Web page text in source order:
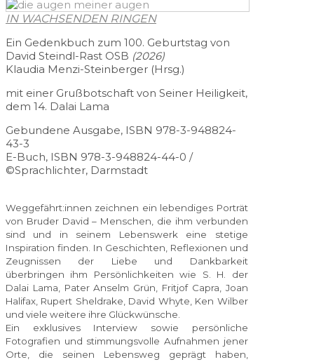
IN WACHSENDEN RINGEN
Ein Gedenkbuch zum 100. Geburtstag von
David Steindl-Rast OSB (2026)
Klaudia Menzi-Steinberger (Hrsg.)
mit einer Grußbotschaft von Seiner Heiligkeit,
dem 14. Dalai Lama
Gebundene Ausgabe, ISBN 978-3-948824-
43-3
E-Buch, ISBN 978-3-948824-44-0 /
©Sprachlichter, Darmstadt
Weggefährt:innen zeichnen ein lebendiges Porträt
von Bruder David – Menschen, die ihm verbunden
sind und in seinem Lebenswerk eine stetige
Inspiration finden. In Geschichten, Reflexionen und
Zeugnissen der Liebe und Dankbarkeit
überbringen ihm Persönlichkeiten wie S. H. der
Dalai Lama, Pater Anselm Grün, Fritjof Capra, Joan
Halifax, Rupert Sheldrake, David Whyte, Ken Wilber
und viele weitere ihre Glückwünsche.
Ein exklusives Interview sowie persönliche
Fotografien und stimmungsvolle Aufnahmen jener
Orte, die seinen Lebensweg geprägt haben,